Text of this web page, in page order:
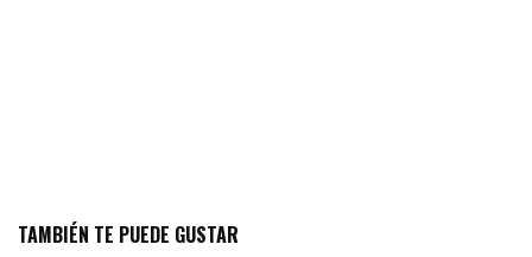
TAMBIÉN TE PUEDE GUSTAR